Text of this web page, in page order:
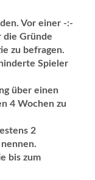
Vor einer -:-
die Gründe
zu befragen.
Spieler
über einen
4 Wochen zu
2
bis zum